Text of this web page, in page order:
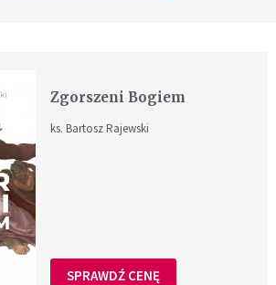
Zgorszeni Bogiem
ks. Bartosz Rajewski
SPRAWDŹ CENĘ